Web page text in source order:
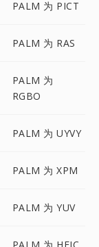
PALM 为 PICT
PALM 为 RAS
PALM 为
RGBO
PALM 为 UYVY
PALM 为 XPM
PALM 为 YUV